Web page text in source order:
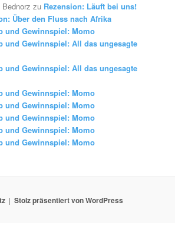
zu Rezension: Läuft bei uns!
Über den Fluss nach Afrika
und Gewinnspiel: Momo
und Gewinnspiel: All das ungesagte
und Gewinnspiel: All das ungesagte
und Gewinnspiel: Momo
und Gewinnspiel: Momo
und Gewinnspiel: Momo
und Gewinnspiel: Momo
und Gewinnspiel: Momo
Stolz präsentiert von WordPress